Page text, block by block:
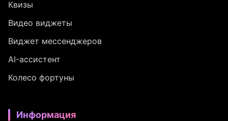
Квизы
Видео виджеты
Виджет мессенджеров
AI-ассистент
Колесо фортуны
Информация